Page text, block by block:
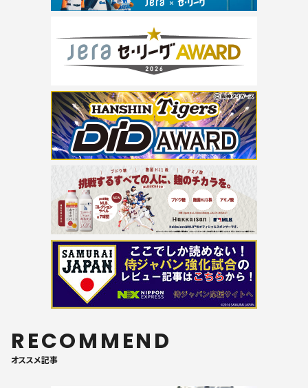
RECOMMEND
オススメ記事